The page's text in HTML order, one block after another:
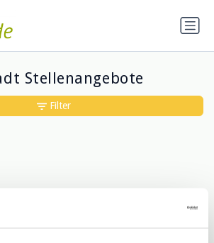
Stellenangebote
Filter